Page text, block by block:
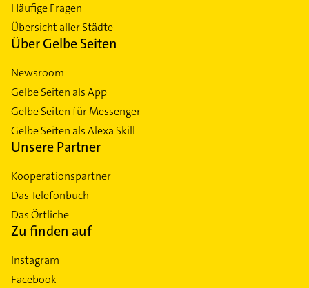
Häufige Fragen
Übersicht aller Städte
Über Gelbe Seiten
Newsroom
Gelbe Seiten als App
Gelbe Seiten für Messenger
Gelbe Seiten als Alexa Skill
Unsere Partner
Kooperationspartner
Das Telefonbuch
Das Örtliche
Zu finden auf
Instagram
Facebook